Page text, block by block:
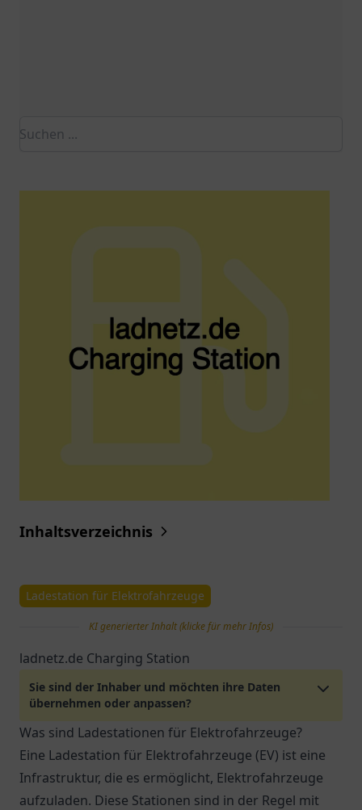
Inhaltsverzeichnis
Ladestation für Elektrofahrzeuge
KI generierter Inhalt (klicke für mehr Infos)
ladnetz.de Charging Station
Sie sind der Inhaber und möchten ihre Daten
übernehmen oder anpassen?
Was sind Ladestationen für Elektrofahrzeuge?
Eine Ladestation für Elektrofahrzeuge (EV) ist eine
Infrastruktur, die es ermöglicht, Elektrofahrzeuge
aufzuladen. Diese Stationen sind in der Regel mit